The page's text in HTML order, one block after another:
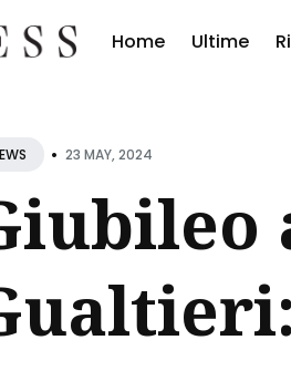
Home Ultime
• 23 MAY, 2024